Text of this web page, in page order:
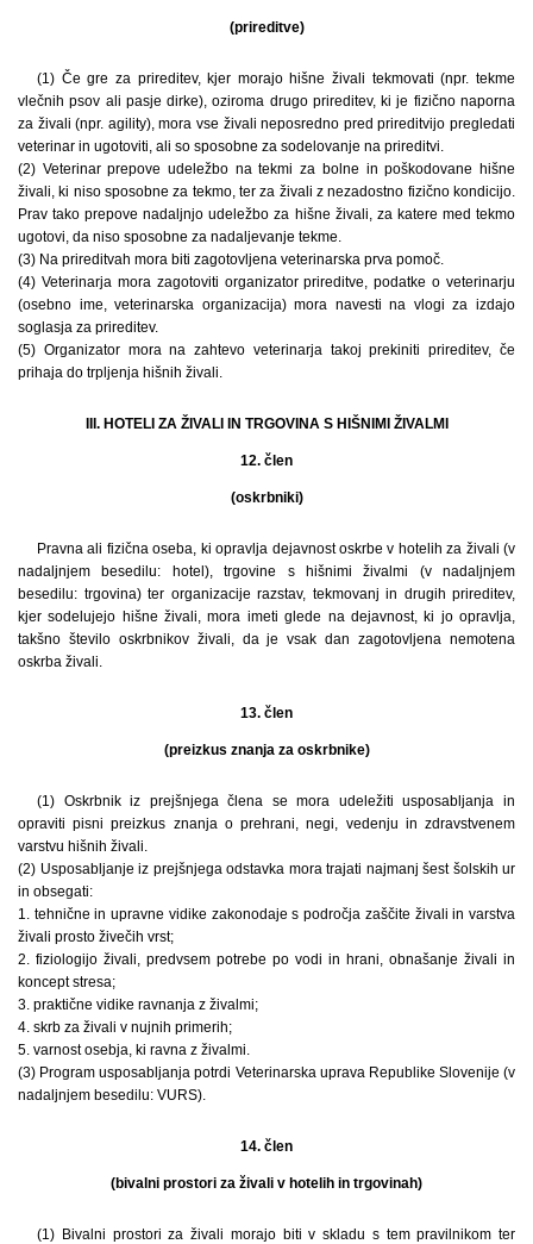
(prireditve)
(1) Če gre za prireditev, kjer morajo hišne živali tekmovati (npr. tekme
vlečnih psov ali pasje dirke), oziroma drugo prireditev, ki je fizično naporna
za živali (npr. agility), mora vse živali neposredno pred prireditvijo pregledati
veterinar in ugotoviti, ali so sposobne za sodelovanje na prireditvi.
(2) Veterinar prepove udeležbo na tekmi za bolne in poškodovane hišne
živali, ki niso sposobne za tekmo, ter za živali z nezadostno fizično kondicijo.
Prav tako prepove nadaljnjo udeležbo za hišne živali, za katere med tekmo
ugotovi, da niso sposobne za nadaljevanje tekme.
(3) Na prireditvah mora biti zagotovljena veterinarska prva pomoč.
(4) Veterinarja mora zagotoviti organizator prireditve, podatke o veterinarju
(osebno ime, veterinarska organizacija) mora navesti na vlogi za izdajo
soglasja za prireditev.
(5) Organizator mora na zahtevo veterinarja takoj prekiniti prireditev, če
prihaja do trpljenja hišnih živali.
III. HOTELI ZA ŽIVALI IN TRGOVINA S HIŠNIMI ŽIVALMI
12. člen
(oskrbniki)
Pravna ali fizična oseba, ki opravlja dejavnost oskrbe v hotelih za živali (v
nadaljnjem besedilu: hotel), trgovine s hišnimi živalmi (v nadaljnjem
besedilu: trgovina) ter organizacije razstav, tekmovanj in drugih prireditev,
kjer sodelujejo hišne živali, mora imeti glede na dejavnost, ki jo opravlja,
takšno število oskrbnikov živali, da je vsak dan zagotovljena nemotena
oskrba živali.
13. člen
(preizkus znanja za oskrbnike)
(1) Oskrbnik iz prejšnjega člena se mora udeležiti usposabljanja in
opraviti pisni preizkus znanja o prehrani, negi, vedenju in zdravstvenem
varstvu hišnih živali.
(2) Usposabljanje iz prejšnjega odstavka mora trajati najmanj šest šolskih ur
in obsegati:
1. tehnične in upravne vidike zakonodaje s področja zaščite živali in varstva
živali prosto živečih vrst;
2. fiziologijo živali, predvsem potrebe po vodi in hrani, obnašanje živali in
koncept stresa;
3. praktične vidike ravnanja z živalmi;
4. skrb za živali v nujnih primerih;
5. varnost osebja, ki ravna z živalmi.
(3) Program usposabljanja potrdi Veterinarska uprava Republike Slovenije (v
nadaljnjem besedilu: VURS).
14. člen
(bivalni prostori za živali v hotelih in trgovinah)
(1) Bivalni prostori za živali morajo biti v skladu s tem pravilnikom ter